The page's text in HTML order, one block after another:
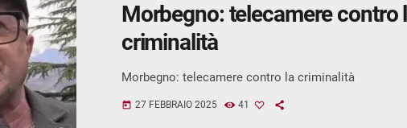
Morbegno: telecamere contro
criminalità
Morbegno: telecamere contro la criminalità
today 27 FEBBRAIO 2025 41